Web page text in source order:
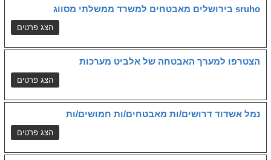
sruho בירושלים מאבטחים למשרד ממשלתי מסווג
הצטרפו למערך האבטחה של אלביט מערכות
נמל אשדוד דרושים/ות מאבטחים/ות חמושים/ות